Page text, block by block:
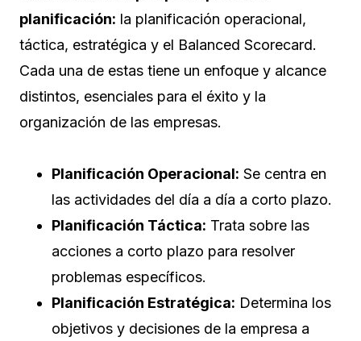
planificación: la planificación operacional,
táctica, estratégica y el Balanced Scorecard.
Cada una de estas tiene un enfoque y alcance
distintos, esenciales para el éxito y la
organización de las empresas.
Planificación Operacional: Se centra en
las actividades del día a día a corto plazo.
Planificación Táctica: Trata sobre las
acciones a corto plazo para resolver
problemas específicos.
Planificación Estratégica: Determina los
objetivos y decisiones de la empresa a